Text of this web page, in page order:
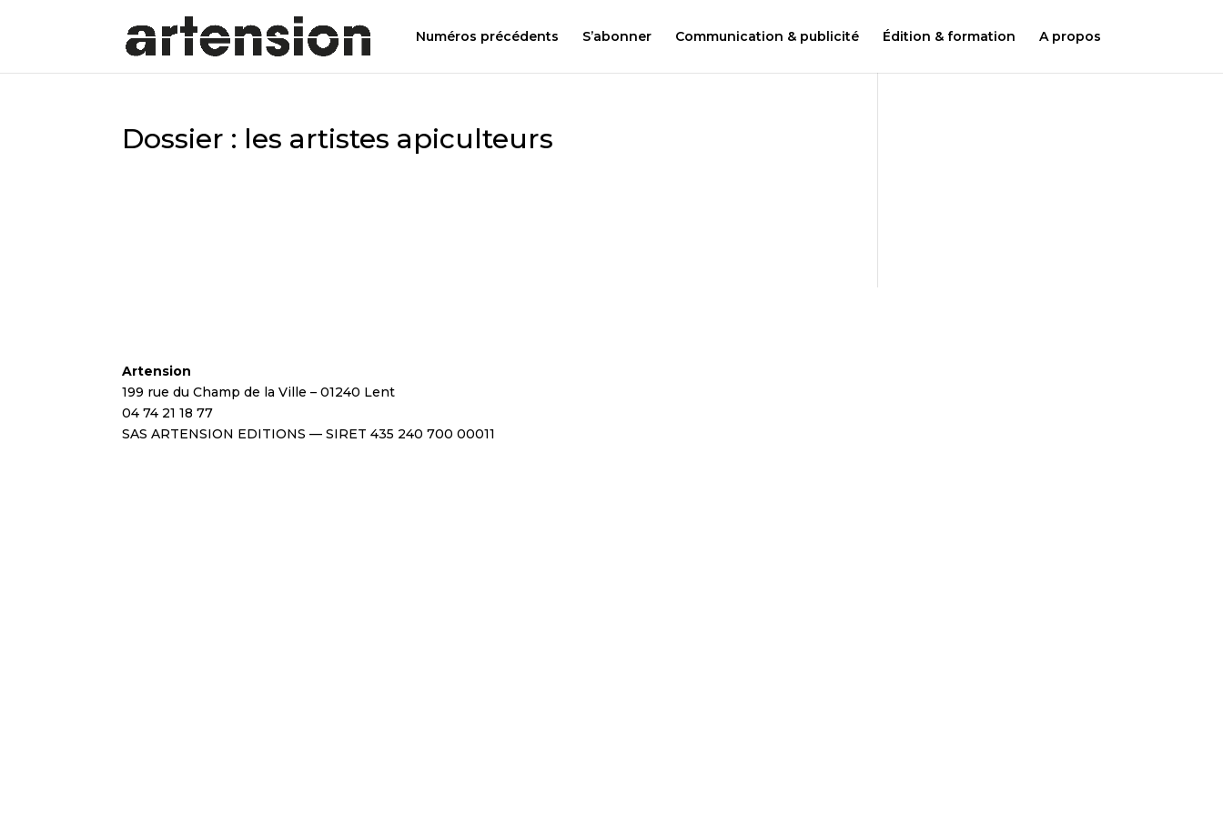
Numéros précédents S’abonner Communication & publicité Édition & formation A propos
Dossier : les artistes apiculteurs
Artension
199 rue du Champ de la Ville – 01240 Lent
04 74 21 18 77
SAS ARTENSION EDITIONS — SIRET 435 240 700 00011